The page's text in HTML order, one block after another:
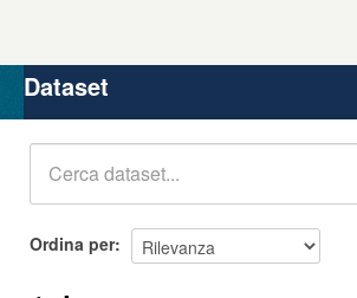
Organizzazioni
Gruppi
Dataset
Ordina per